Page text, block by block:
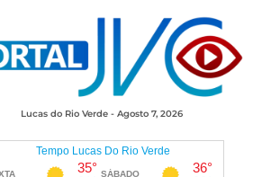
Lucas do Rio Verde - Agosto 7, 2026